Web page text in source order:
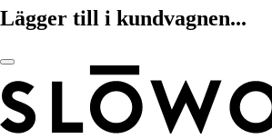
Lägger till i kundvagnen...